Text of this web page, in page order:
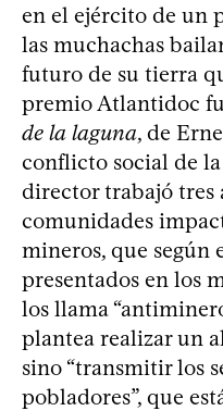
en el ejército de un
las muchachas
futuro de su tierra
premio Atlantidoc
de la laguna, de
conflicto social de
director trabajó tres
comunidades
mineros, que según
presentados en los
los llama
plantea realizar un
sino “transmitir los
pobladores”, que